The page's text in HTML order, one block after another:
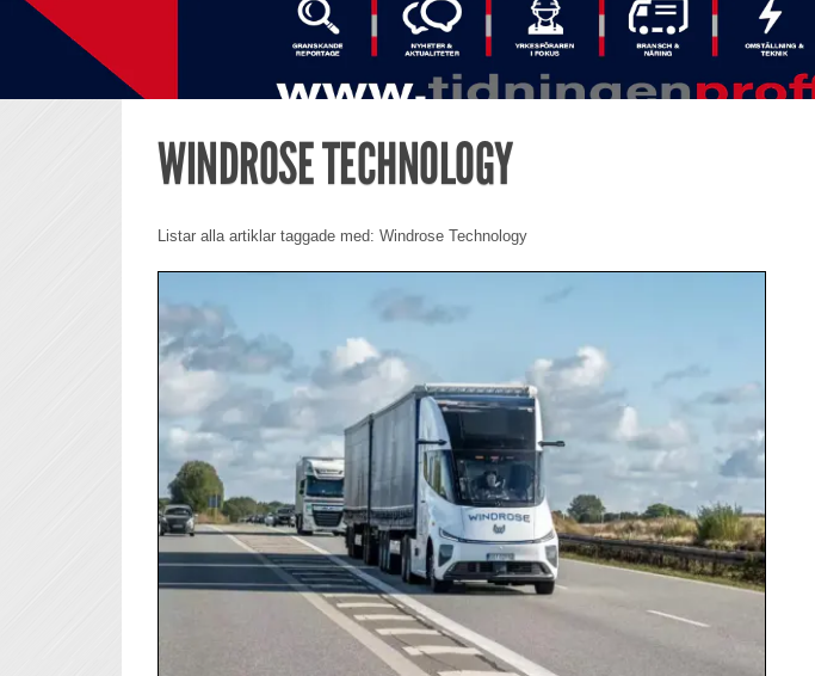
WINDROSE TECHNOLOGY
Listar alla artiklar taggade med: Windrose Technology